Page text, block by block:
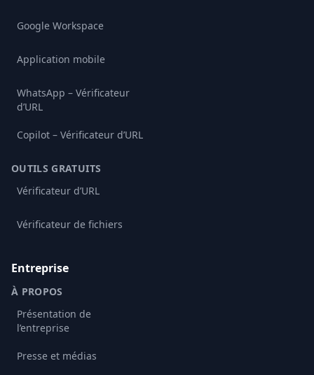
Google Workspace
Application mobile
WhatsApp – Vérificateur
d’URL
Copilot – Vérificateur d’URL
OUTILS GRATUITS
Vérificateur d’URL
Vérificateur de fichiers
Entreprise
À PROPOS
Présentation de
l’entreprise
Presse et médias